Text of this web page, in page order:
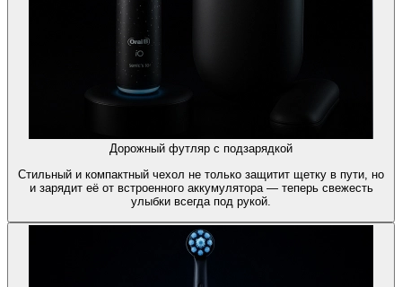
Дорожный футляр с подзарядкой
Стильный и компактный чехол не только защитит щетку в пути, но
и зарядит её от встроенного аккумулятора — теперь свежесть
улыбки всегда под рукой.